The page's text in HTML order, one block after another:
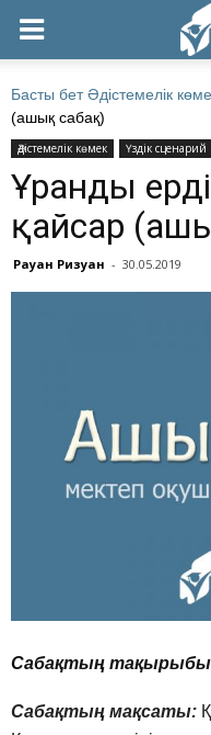
Басты бет Әдістемелік
(ашық сабақ)
Әдістемелік көмек Үздік сценарий
Ұранды
қайсар
Рауан Ризуан - 30.05.2019
Сабақтың
Сабақтың мақсаты: